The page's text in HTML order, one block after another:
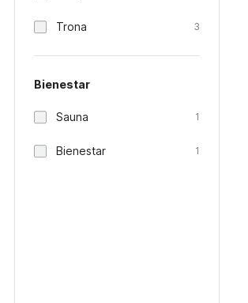
Trona 3
Bienestar
Sauna 1
Bienestar 1